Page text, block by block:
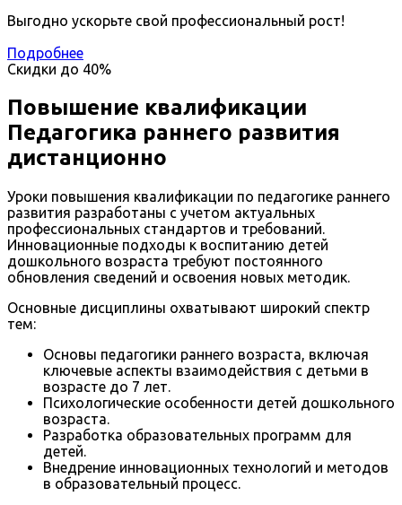
Выгодно ускорьте свой профессиональный рост!
Подробнее
Скидки до 40%
Повышение квалификации
Педагогика раннего развития
дистанционно
Уроки повышения квалификации по педагогике раннего
развития разработаны с учетом актуальных
профессиональных стандартов и требований.
Инновационные подходы к воспитанию детей
дошкольного возраста требуют постоянного
обновления сведений и освоения новых методик.
Основные дисциплины охватывают широкий спектр
тем:
Основы педагогики раннего возраста, включая
ключевые аспекты взаимодействия с детьми в
возрасте до 7 лет.
Психологические особенности детей дошкольного
возраста.
Разработка образовательных программ для
детей.
Внедрение инновационных технологий и методов
в образовательный процесс.